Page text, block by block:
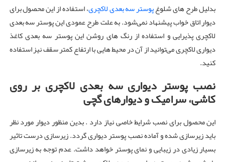
بدلیل طرح های شلوغپوستر سه بعدی لاکچری، استفاده از این محصول برای
دیوار اتاق خواب پیشنهاد نمی‌شود. به علت طرح عمودی این پوستر سه بعدی
لاکچری پذیرایی و استفاده از رنگ های روشن این پوستر سه بعدی کاغذ
دیواری لاکچری می‌توانید از آن در محیط هایی با ارتفاع کمتر سقف نیز استفاده
کنید.
نصب پوستر دیواری سه بعدیلاکچری بر روی
کاشی، سرامیک و دیوارهای گچی
این محصول برای نصب شرایط خاصی نیاز دارد . بدین منظور دیوار مورد نظر
باید زیرسازی شده و آماده نصب پوستر دیواری گردد. زیرسازی درست تاثیر
بسیار زیادی در زیبایی و نمای پوستر خواهد داشت. عدم توجه به زیرسازی